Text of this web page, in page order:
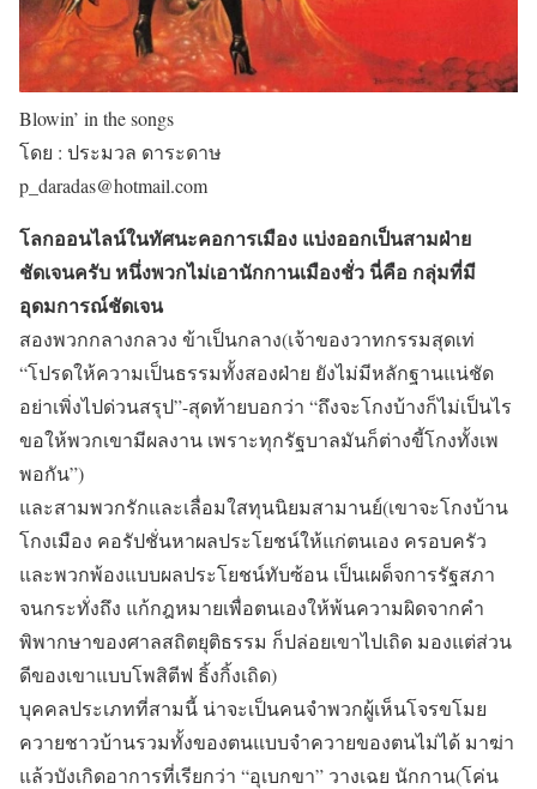
Blowin’ in the songs
โดย : ประมวล ดาระดาษ
p_daradas@hotmail.com
โลกออนไลน์ในทัศนะคอการเมือง แบ่งออกเป็นสามฝ่าย
ชัดเจนครับ หนึ่งพวกไม่เอานักกานเมืองชั่ว นี่คือ กลุ่มที่มี
อุดมการณ์ชัดเจน
สองพวกกลางกลวง ข้าเป็นกลาง(เจ้าของวาทกรรมสุดเท่
“โปรดให้ความเป็นธรรมทั้งสองฝ่าย ยังไม่มีหลักฐานแน่ชัด
อย่าเพิ่งไปด่วนสรุป”-สุดท้ายบอกว่า “ถึงจะโกงบ้างก็ไม่เป็นไร
ขอให้พวกเขามีผลงาน เพราะทุกรัฐบาลมันก็ต่างขี้โกงทั้งเพ
พอกัน”)
และสามพวกรักและเลื่อมใสทุนนิยมสามานย์(เขาจะโกงบ้าน
โกงเมือง คอรัปชั่นหาผลประโยชน์ให้แก่ตนเอง ครอบครัว
และพวกพ้องแบบผลประโยชน์ทับซ้อน เป็นเผด็จการรัฐสภา
จนกระทั่งถึง แก้กฎหมายเพื่อตนเองให้พ้นความผิดจากคำ
พิพากษาของศาลสถิตยุติธรรม ก็ปล่อยเขาไปเถิด มองแต่ส่วน
ดีของเขาแบบโพสิตีฟ ธิ้งกิ้งเถิด)
บุคคลประเภทที่สามนี้ น่าจะเป็นคนจำพวกผู้เห็นโจรขโมย
ควายชาวบ้านรวมทั้งของตนแบบจำควายของตนไม่ได้ มาฆ่า
แล้วบังเกิดอาการที่เรียกว่า “อุเบกขา” วางเฉย นักกาน(โค่น